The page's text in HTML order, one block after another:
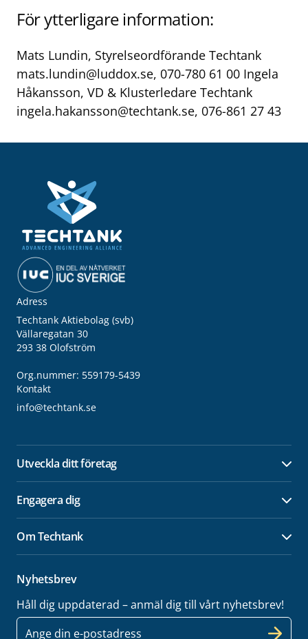
För ytterligare information:
Mats Lundin, Styrelseordförande Techtank
mats.lundin@luddox.se, 070-780 61 00 Ingela
Håkansson, VD & Klusterledare Techtank
ingela.hakansson@techtank.se, 076-861 27 43
Adress
Techtank Aktiebolag (svb)
Vällaregatan 30
293 38 Olofström
Org.nummer: 559179-5439
Kontakt
info@techtank.se
Utveckla ditt företag
Engagera dig
Om Techtank
Nyhetsbrev
Håll dig uppdaterad – anmäl dig till vårt nyhetsbrev!
E-